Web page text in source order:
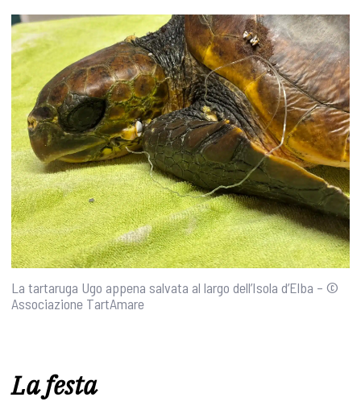
La tartaruga Ugo appena salvata al largo dell’Isola d’Elba – ©
Associazione TartAmare
La festa